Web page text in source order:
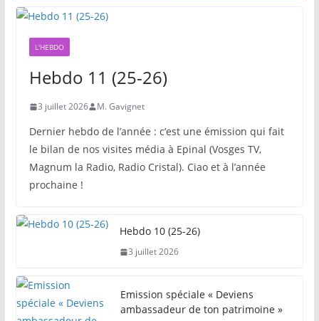
L'HEBDO
Hebdo 11 (25-26)
3 juillet 2026 M. Gavignet
Dernier hebdo de l’année : c’est une émission qui fait
le bilan de nos visites média à Epinal (Vosges TV,
Magnum la Radio, Radio Cristal). Ciao et à l’année
prochaine !
Hebdo 10 (25-26)
3 juillet 2026
Emission spéciale « Deviens
ambassadeur de ton patrimoine »